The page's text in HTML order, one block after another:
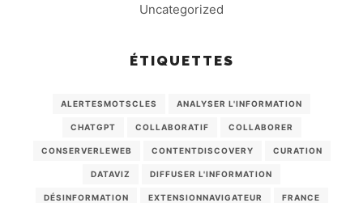
Uncategorized
ÉTIQUETTES
ALERTESMOTSCLES ANALYSER L'INFORMATION
CHATGPT COLLABORATIF COLLABORER
CONSERVERLEWEB CONTENTDISCOVERY CURATION
DATAVIZ DIFFUSER L'INFORMATION
DÉSINFORMATION EXTENSIONNAVIGATEUR FRANCE